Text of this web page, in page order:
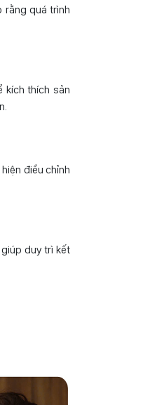
rằng quá trình
kích thích sản
điều chỉnh
duy trì kết